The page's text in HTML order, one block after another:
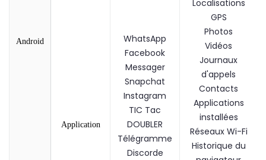
Android
Application
WhatsApp
Facebook
Messager
Snapchat
Instagram
TIC Tac
DOUBLER
Télégramme
Discorde
Localisations
GPS
Photos
Vidéos
Journaux
d'appels
Contacts
Applications
installées
Réseaux Wi-Fi
Historique du